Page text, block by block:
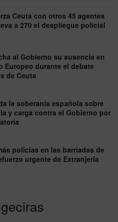
Ceuta con otros 45 agentes
a 270 el despliegue policial
al Gobierno su ausencia en
Europeo durante el debate
de Ceuta
la soberanía española sobre
y carga contra el Gobierno por
policías en las barriadas de
urgente de Extranjería